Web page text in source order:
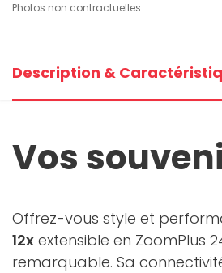
Photos non contractuelles
Description &
Vos
Offrez-vous style et
12x extensible en ZoomPlus
remarquable. Sa